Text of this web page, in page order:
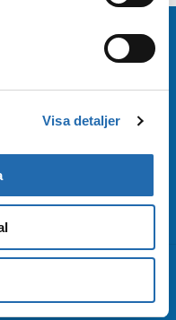
Visa detaljer
få rederiernas
Arkiv